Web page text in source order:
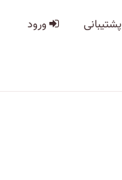
پشتیبانی ورود